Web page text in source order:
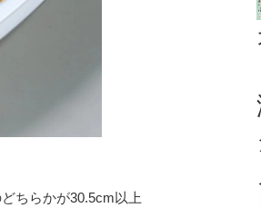
ちらかが30.5cm以上